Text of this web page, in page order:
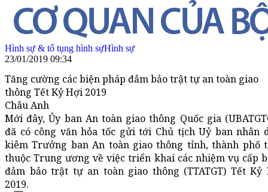
Hình sự & tố tụng hình sựHình sự
23/01/2019 09:34
Tăng cường các biện pháp đảm bảo trật tự an toàn giao
thông Tết Kỷ Hợi 2019
Châu Anh
Mới đây, Ủy ban An toàn giao thông Quốc gia
đã có công văn hỏa tốc gửi tới Chủ tịch Uỷ ban nhân
kiêm Trưởng ban An toàn giao thông tỉnh, thành phố
thuộc Trung ương về việc triển khai các nhiệm vụ cấp
đảm bảo trật tự an toàn giao thông (TTATGT) Tết Kỷ
2019.